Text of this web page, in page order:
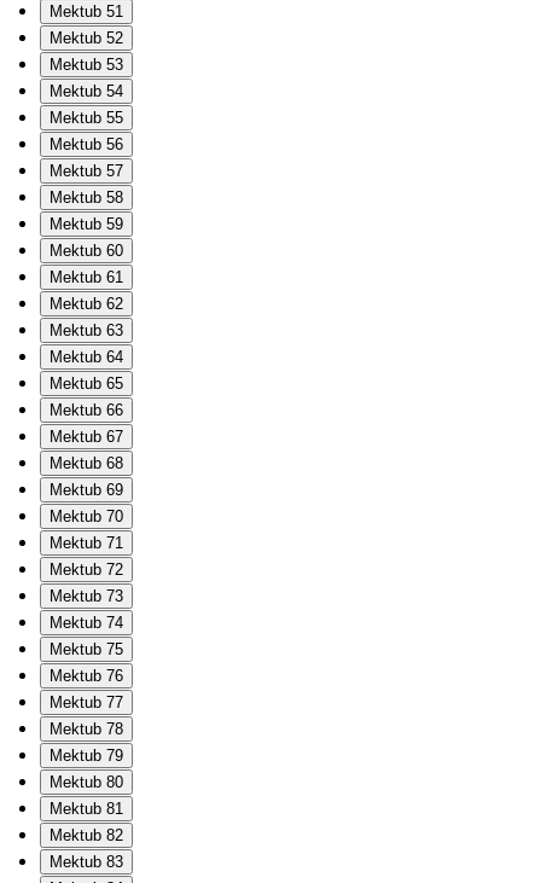
Mektub 51
Mektub 52
Mektub 53
Mektub 54
Mektub 55
Mektub 56
Mektub 57
Mektub 58
Mektub 59
Mektub 60
Mektub 61
Mektub 62
Mektub 63
Mektub 64
Mektub 65
Mektub 66
Mektub 67
Mektub 68
Mektub 69
Mektub 70
Mektub 71
Mektub 72
Mektub 73
Mektub 74
Mektub 75
Mektub 76
Mektub 77
Mektub 78
Mektub 79
Mektub 80
Mektub 81
Mektub 82
Mektub 83